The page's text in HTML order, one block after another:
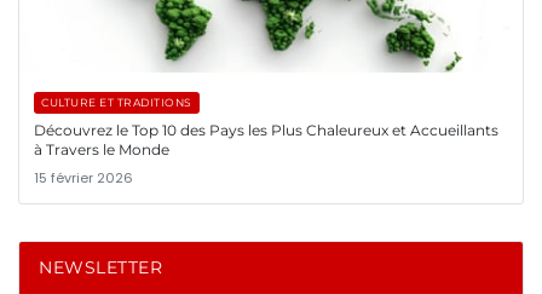
CULTURE ET TRADITIONS
Découvrez le Top 10 des Pays les Plus Chaleureux et Accueillants
à Travers le Monde
15 février 2026
NEWSLETTER